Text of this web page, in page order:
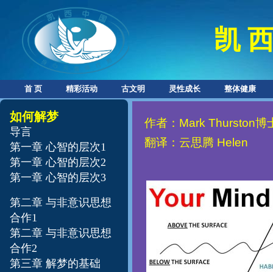
凯
首 页 精彩活动 古文明 灵性成长 整体健康
如何解梦
导言
第一章 心智的层次1
第一章 心智的层次2
第一章 心智的层次3
第二章 与非意识思想
合作1
第二章 与非意识思想
合作2
第三章 解梦的基础
作者： Mark Thurston博
翻译：云思腾 Helen